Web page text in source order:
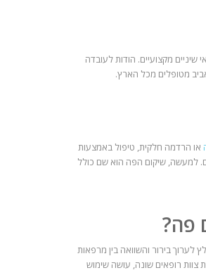
שיניים מקצועיים. הודות לעובדה
מטופלים מכל הארץ.
או הרדמה חלקית, טיפול באמצעות
למעשה, שיקום הפה הוא שם כולל
פה?
בירור והשוואה בין מרפאות
צוות רופאים שונה, עושה שימוש